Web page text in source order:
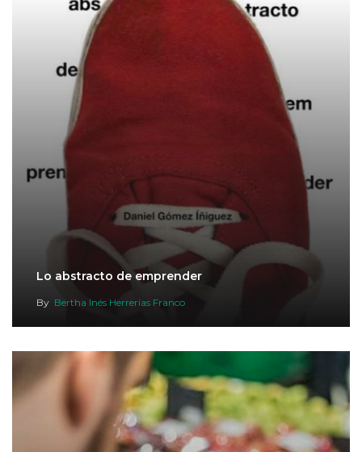
Lo abstracto de emprender
By Bertha Inés Herrerías Franco